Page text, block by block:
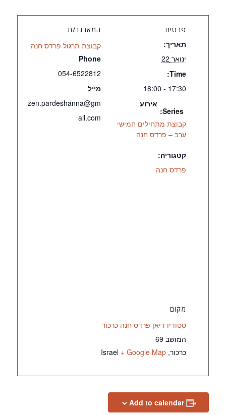
פרטים
תאריך:
ינואר 22
Time:
17:30 - 18:00
Series:
קבוצת מתחילים חמישי
ערב – פרדס חנה
אירוע
קטגוריה:
פרדס חנה
המארגנ/ת
קבוצת תרגול פרדס חנה
Phone
054-6522812
מייל
zen.pardeshanna@gm
ail.com
מקום
סטודיו דיאן פרדס חנה כרכור
המושב 69
כרכור,
Israel + Google Map
Add to calendar